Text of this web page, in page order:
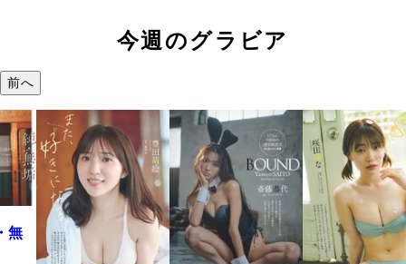
今週のグラビア
前へ